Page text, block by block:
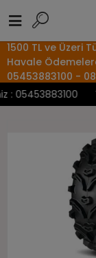
1500 TL ve Üzeri
Havale
05453883100 -